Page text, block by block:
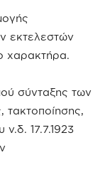
εκτελεστών
χαρακτήρα.
σύνταξης των
τακτοποίησης,
ν.δ. 17.7.1923